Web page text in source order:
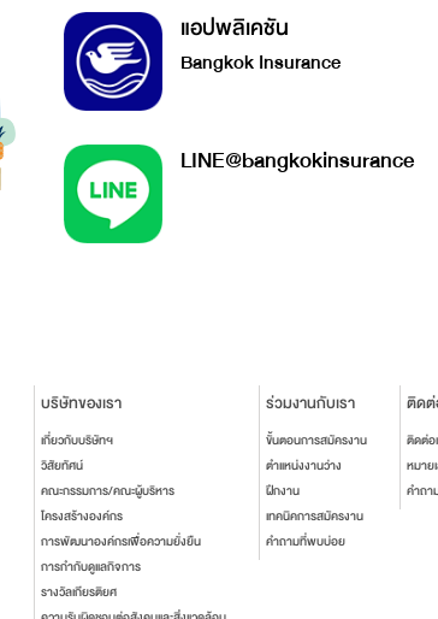
แอปพลิเคชัน
Bangkok Insurance
LINE@bangkokinsurance
บริษัทของเรา
เกี่ยวกับบริษัทฯ
วิสัยทัศน์
คณะกรรมการ/คณะผู้บริหาร
โครงสร้างองค์กร
การพัฒนาองค์กรเพื่อความยั่งยืน
การกำกับดูแลกิจการ
รางวัลเกียรติยศ
ร่วมงานกับเรา
ขั้นตอนการสมัครงาน
ตำแหน่งงานว่าง
ฝึกงาน
เทคนิคการสมัครงาน
คำถามที่พบบ่อย
ติดต่
ติดต่อ
หมาย
คำถ